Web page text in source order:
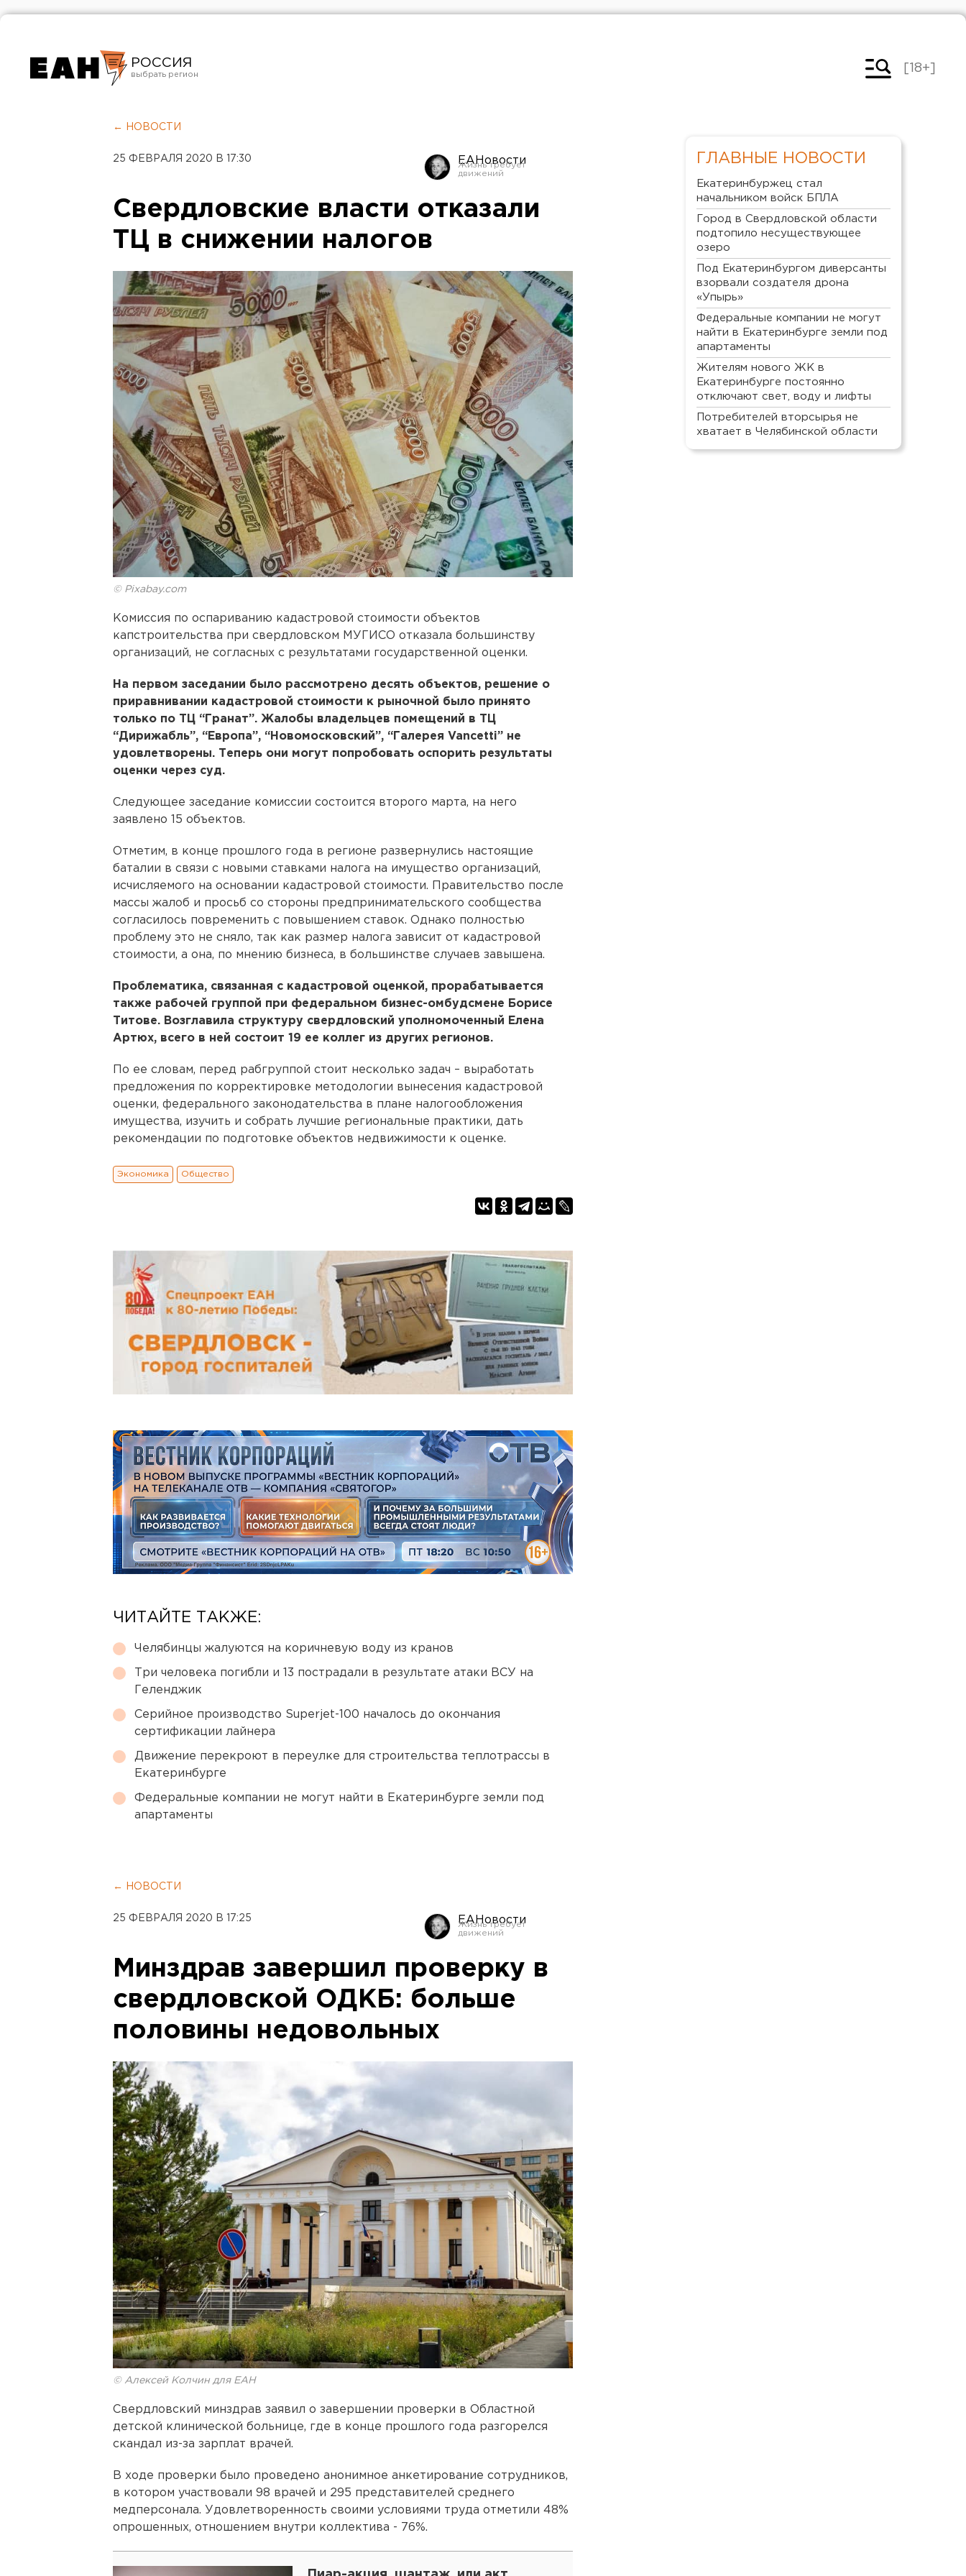
РОССИЯ
Челябинск
[18+]
← НОВОСТИ
25 ФЕВРАЛЯ 2020 В 17:30 ЕАНовости
Свердловские власти отказали
ТЦ в снижении налогов
© Pixabay.com
Комиссия по оспариванию кадастровой стоимости объектов
капстроительства при свердловском МУГИСО отказала большинству
организаций, не согласных с результатами государственной оценки.
На первом заседании было рассмотрено десять объектов, решение о
приравнивании кадастровой стоимости к рыночной было принято
только по ТЦ “Гранат”. Жалобы владельцев помещений в ТЦ
“Дирижабль”, “Европа”, “Новомосковский”, “Галерея Vancetti” не
удовлетворены. Теперь они могут попробовать оспорить результаты
оценки через суд.
Следующее заседание комиссии состоится второго марта, на него
заявлено 15 объектов.
Отметим, в конце прошлого года в регионе развернулись настоящие
баталии в связи с новыми ставками налога на имущество организаций,
исчисляемого на основании кадастровой стоимости. Правительство после
массы жалоб и просьб со стороны предпринимательского сообщества
согласилось повременить с повышением ставок. Однако полностью
проблему это не сняло, так как размер налога зависит от кадастровой
стоимости, а она, по мнению бизнеса, в большинстве случаев завышена.
Проблематика, связанная с кадастровой оценкой, прорабатывается
также рабочей группой при федеральном бизнес-омбудсмене Борисе
Титове. Возглавила структуру свердловский уполномоченный Елена
Артюх, всего в ней состоит 19 ее коллег из других регионов.
По ее словам, перед рабгруппой стоит несколько задач – выработать
предложения по корректировке методологии вынесения кадастровой
оценки, федерального законодательства в плане налогообложения
имущества, изучить и собрать лучшие региональные практики, дать
рекомендации по подготовке объектов недвижимости к оценке.
Экономика Общество
ЧИТАЙТЕ ТАКЖЕ:
Челябинцы жалуются на коричневую воду из кранов
Три человека погибли и 13 пострадали в результате атаки ВСУ на
Геленджик
Серийное производство Superjet-100 началось до окончания
сертификации лайнера
Движение перекроют в переулке для строительства теплотрассы в
Екатеринбурге
Федеральные компании не могут найти в Екатеринбурге земли под
апартаменты
← НОВОСТИ
25 ФЕВРАЛЯ 2020 В 17:25 ЕАНовости
Минздрав завершил проверку в
свердловской ОДКБ: больше
половины недовольных
© Алексей Колчин для ЕАН
Свердловский минздрав заявил о завершении проверки в Областной
детской клинической больнице, где в конце прошлого года разгорелся
скандал из-за зарплат врачей.
В ходе проверки было проведено анонимное анкетирование сотрудников,
в котором участвовали 98 врачей и 295 представителей среднего
медперсонала. Удовлетворенность своими условиями труда отметили 48%
опрошенных, отношением внутри коллектива - 76%.
ГЛАВНЫЕ НОВОСТИ
Екатеринбуржец стал
начальником войск БПЛА
Город в Свердловской области
подтопило несуществующее
озеро
Под Екатеринбургом диверсанты
взорвали создателя дрона
«Упырь»
Федеральные компании не могут
найти в Екатеринбурге земли под
апартаменты
Жителям нового ЖК в
Екатеринбурге постоянно
отключают свет, воду и лифты
Потребителей вторсырья не
хватает в Челябинской области